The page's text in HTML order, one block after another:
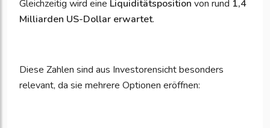
Gleichzeitig wird eine Liquiditätsposition von rund 1,4
Milliarden US-Dollar erwartet.
Diese Zahlen sind aus Investorensicht besonders
relevant, da sie mehrere Optionen eröffnen: